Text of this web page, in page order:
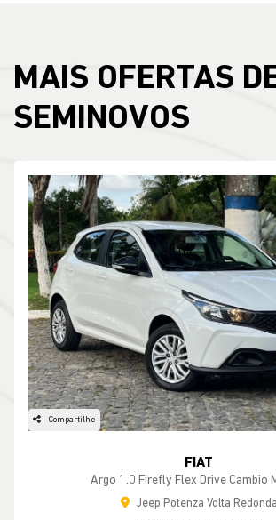
MAIS OFERTAS
SEMINOVOS
Compartilhe
FIAT
Argo 1.0 Firefly Flex Drive Cambio
Jeep Potenza Volta Redonda